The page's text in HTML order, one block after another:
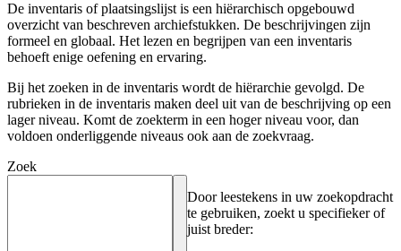
De inventaris of plaatsingslijst is een hiërarchisch opgebouwd
overzicht van beschreven archiefstukken. De beschrijvingen zijn
formeel en globaal. Het lezen en begrijpen van een inventaris
behoeft enige oefening en ervaring.
Bij het zoeken in de inventaris wordt de hiërarchie gevolgd. De
rubrieken in de inventaris maken deel uit van de beschrijving op een
lager niveau. Komt de zoekterm in een hoger niveau voor, dan
voldoen onderliggende niveaus ook aan de zoekvraag.
Zoek
Door leestekens in uw zoekopdracht
te gebruiken, zoekt u specifieker of
juist breder: